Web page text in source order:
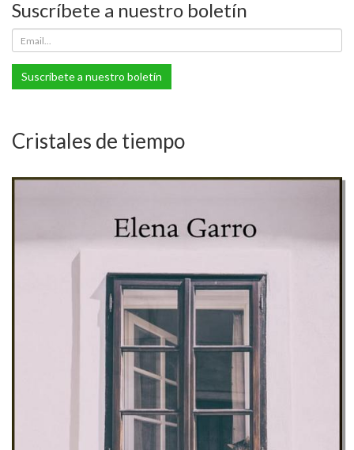
Suscríbete a nuestro boletín
Suscríbete a nuestro boletín
Cristales de tiempo